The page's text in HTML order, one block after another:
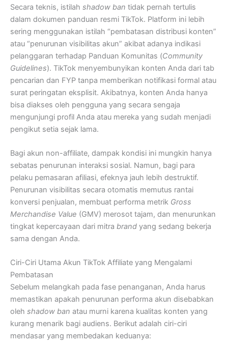
Secara teknis, istilah shadow ban tidak pernah tertulis
dalam dokumen panduan resmi TikTok. Platform ini lebih
sering menggunakan istilah “pembatasan distribusi konten”
atau “penurunan visibilitas akun” akibat adanya indikasi
pelanggaran terhadap Panduan Komunitas (Community
Guidelines). TikTok menyembunyikan konten Anda dari tab
pencarian dan FYP tanpa memberikan notifikasi formal atau
surat peringatan eksplisit. Akibatnya, konten Anda hanya
bisa diakses oleh pengguna yang secara sengaja
mengunjungi profil Anda atau mereka yang sudah menjadi
pengikut setia sejak lama.
Bagi akun non-affiliate, dampak kondisi ini mungkin hanya
sebatas penurunan interaksi sosial. Namun, bagi para
pelaku pemasaran afiliasi, efeknya jauh lebih destruktif.
Penurunan visibilitas secara otomatis memutus rantai
konversi penjualan, membuat performa metrik Gross
Merchandise Value (GMV) merosot tajam, dan menurunkan
tingkat kepercayaan dari mitra brand yang sedang bekerja
sama dengan Anda.
Ciri-Ciri Utama Akun TikTok Affiliate yang Mengalami
Pembatasan
Sebelum melangkah pada fase penanganan, Anda harus
memastikan apakah penurunan performa akun disebabkan
oleh shadow ban atau murni karena kualitas konten yang
kurang menarik bagi audiens. Berikut adalah ciri-ciri
mendasar yang membedakan keduanya: